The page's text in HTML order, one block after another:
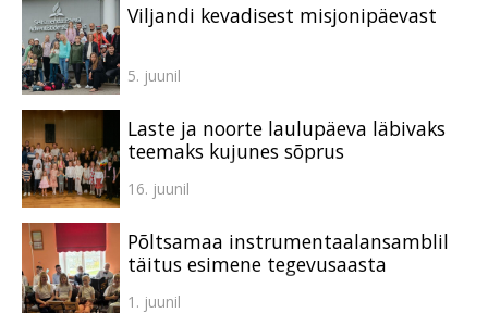
Viljandi kevadisest misjonipäevast
5. juunil
Laste ja noorte laulupäeva läbivaks
teemaks kujunes sõprus
16. juunil
Põltsamaa instrumentaalansamblil
täitus esimene tegevusaasta
1. juunil